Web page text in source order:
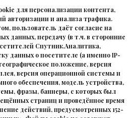
обработки
безопасность
и ДОПОГ
и безопасность
образование
для персонализации контента,
авторизации и анализа трафика.
пользователь даёт согласие на
данных, передачу (в т.ч. в сторонние
Спутник.Аналитика,
данных о посетителе (а именно IP-
положение, версия
версия операционной системы и
обеспечения, модель устройства,
фразы, баннеры, с которых был
страниц и проведённое время
действий, предусмотренных 152-